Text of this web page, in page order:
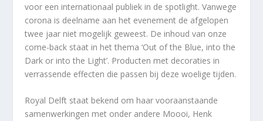
voor een internationaal publiek in de spotlight. Vanwege
corona is deelname aan het evenement de afgelopen
twee jaar niet mogelijk geweest. De inhoud van onze
come-back staat in het thema ‘Out of the Blue, into the
Dark or into the Light’. Producten met decoraties in
verrassende effecten die passen bij deze woelige tijden.
Royal Delft staat bekend om haar vooraanstaande
samenwerkingen met onder andere Moooi, Henk